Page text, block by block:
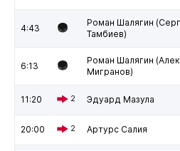
4:43
Роман Шалягин
Тамбиев)
6:13
Роман Шалягин
Мигранов)
11:20 2 Эдуард Мазула
20:00 2 Артурс Салия